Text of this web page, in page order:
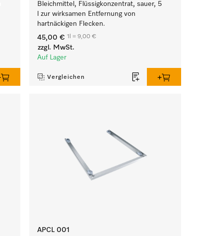
Bleichmittel, Flüssigkonzentrat, sauer, 5
l zur wirksamen Entfernung von
hartnäckigen Flecken.
45,00 € 1l = 9,00 €
zzgl. MwSt.
Auf Lager
Vergleichen
APCL 001